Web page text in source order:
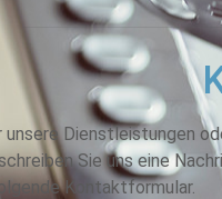
Dienstleistungen
Sie uns eine
Kontaktformular.